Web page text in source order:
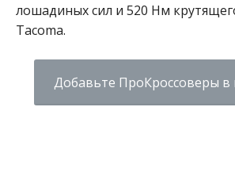
лошадиных сил и 520 Нм
Tacoma.
Добавьте ПроКроссоверы в